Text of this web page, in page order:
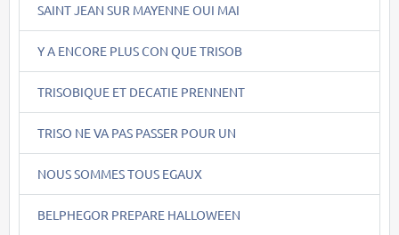
SAINT JEAN SUR MAYENNE OUI MAI
Y A ENCORE PLUS CON QUE TRISOB
TRISOBIQUE ET DECATIE PRENNENT
TRISO NE VA PAS PASSER POUR UN
NOUS SOMMES TOUS EGAUX
BELPHEGOR PREPARE HALLOWEEN